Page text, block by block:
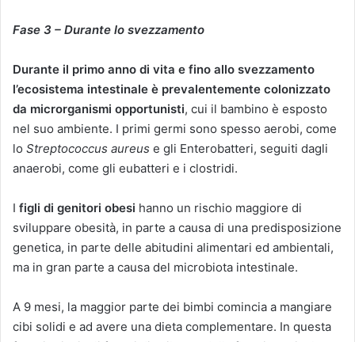
Fase 3 – Durante lo svezzamento
Durante il primo anno di vita e fino allo svezzamento
l’ecosistema intestinale è prevalentemente colonizzato
da microrganismi opportunisti, cui il bambino è esposto
nel suo ambiente. I primi germi sono spesso aerobi, come
lo Streptococcus aureus e gli Enterobatteri, seguiti dagli
anaerobi, come gli eubatteri e i clostridi.
I figli di genitori obesi hanno un rischio maggiore di
sviluppare obesità, in parte a causa di una predisposizione
genetica, in parte delle abitudini alimentari ed ambientali,
ma in gran parte a causa del microbiota intestinale.
A 9 mesi, la maggior parte dei bimbi comincia a mangiare
cibi solidi e ad avere una dieta complementare. In questa